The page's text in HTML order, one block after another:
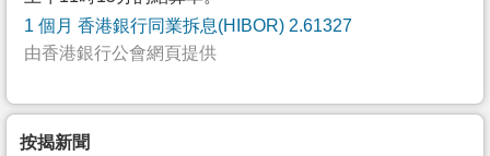
1 個月 香港銀行同業拆息(HIBOR) 2.61327
由香港銀行公會網頁提供
按揭新聞